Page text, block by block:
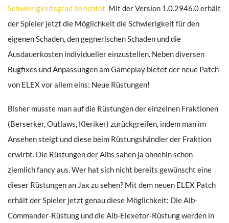
Schwierigkeitsgrad berichtet. Mit der Version 1.0.2946.0 erhält
der Spieler jetzt die Möglichkeit die Schwierigkeit für den
eigenen Schaden, den gegnerischen Schaden und die
Ausdauerkosten individueller einzustellen. Neben diversen
Bugfixes und Anpassungen am Gameplay bietet der neue Patch
von ELEX vor allem eins: Neue Rüstungen!
Bisher musste man auf die Rüstungen der einzelnen Fraktionen
(Berserker, Outlaws, Kleriker) zurückgreifen, indem man im
Ansehen steigt und diese beim Rüstungshändler der Fraktion
erwirbt. Die Rüstungen der Albs sahen ja ohnehin schon
ziemlich fancy aus. Wer hat sich nicht bereits gewünscht eine
dieser Rüstungen an Jax zu sehen? Mit dem neuen ELEX Patch
erhält der Spieler jetzt genau diese Möglichkeit: Die Alb-
Commander-Rüstung und die Alb-Elexetor-Rüstung werden in